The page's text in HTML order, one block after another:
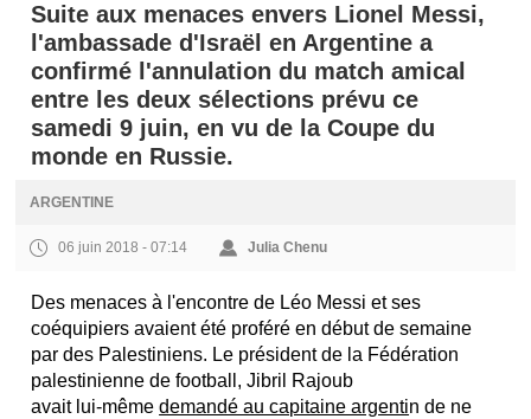
Suite aux menaces envers Lionel Messi,
l'ambassade d'Israël en Argentine a
confirmé l'annulation du match amical
entre les deux sélections prévu ce
samedi 9 juin, en vu de la Coupe du
monde en Russie.
ARGENTINE
06 juin 2018 - 07:14 Julia Chenu
Des menaces à l'encontre de Léo Messi et ses
coéquipiers avaient été proféré en début de semaine
par des Palestiniens. Le président de la Fédération
palestinienne de football, Jibril Rajoub
avait lui-mêmedemandé au capitaine argentin de ne